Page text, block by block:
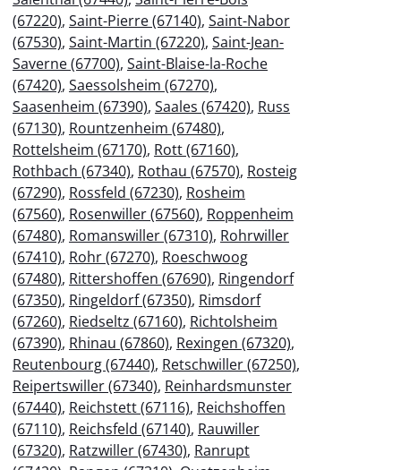
(67220), Saint-Pierre (67140), Saint-Nabor
(67530), Saint-Martin (67220), Saint-Jean-
Saverne (67700), Saint-Blaise-la-Roche
(67420), Saessolsheim (67270),
Saasenheim (67390), Saales (67420), Russ
(67130), Rountzenheim (67480),
Rottelsheim (67170), Rott (67160),
Rothbach (67340), Rothau (67570), Rosteig
(67290), Rossfeld (67230), Rosheim
(67560), Rosenwiller (67560), Roppenheim
(67480), Romanswiller (67310), Rohrwiller
(67410), Rohr (67270), Roeschwoog
(67480), Rittershoffen (67690), Ringendorf
(67350), Ringeldorf (67350), Rimsdorf
(67260), Riedseltz (67160), Richtolsheim
(67390), Rhinau (67860), Rexingen (67320),
Reutenbourg (67440), Retschwiller (67250),
Reipertswiller (67340), Reinhardsmunster
(67440), Reichstett (67116), Reichshoffen
(67110), Reichsfeld (67140), Rauwiller
(67320), Ratzwiller (67430), Ranrupt